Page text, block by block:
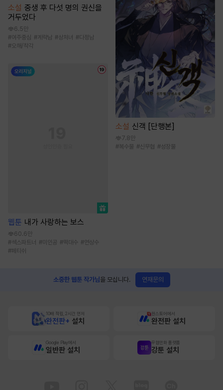
소설 중생 후 다섯 명의 권신을
거두었다
6.5만
#여주중심 # 계략남 #상처녀 #다정남
#오해/착각
웹툰 내가 사랑하는 보스
60.6만
#섹스파트너 #미인공 #떡대수 #연상수
#페티쉬
소설 신객 [단행본]
7.8만
#복수물 #신무협 #성장물
소중한 웹툰 작가님을 모십니다. 연재문의
10배 적립, 2시간 먼저
완전판+ 설치
원스토어에서
완전판 설치
Google Play에서
일반판 설치
무협만화 플랫폼
강툰 설치